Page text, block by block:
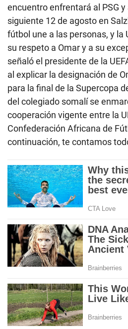
encuentro enfrentará al PSG y
siguiente 12 de agosto en
fútbol une a las personas, y la
su respeto a Omar y a su
señaló el presidente de la
al explicar la designación de
para la final de la Supercopa
del colegiado somalí se
cooperación vigente entre la
Confederación Africana de
continuación, te contamos